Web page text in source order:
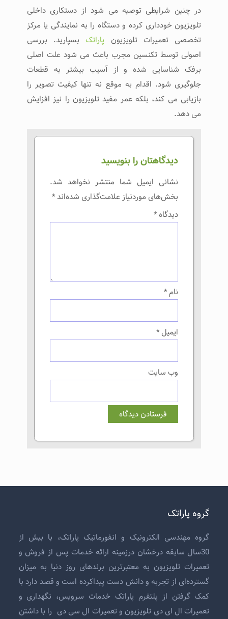
در چنین شرایطی توصیه می ‌شود از دستکاری داخلی
تلویزیون خودداری کرده و دستگاه را به نمایندگی یا مرکز
تخصصی تعمیرات تلویزیون پاراتکبسپارید. بررسی
اصولی توسط تکنسین مجرب باعث می ‌شود علت اصلی
برفک شناسایی شده و از آسیب بیشتر به قطعات
جلوگیری شود. اقدام به‌ موقع نه ‌تنها کیفیت تصویر را
بازیابی می ‌کند، بلکه عمر مفید تلویزیون را نیز افزایش
می‌ دهد.
دیدگاهتان را بنویسید
نشانی ایمیل شما منتشر نخواهد شد.
بخش‌های موردنیاز علامت‌گذاری شده‌اند*
دیدگاه*
نام*
ایمیل *
وب‌ سایت
گروه پاراتک
گروه مهندسی الکترونیک و انفورماتیک پاراتک، با بیش از
30سال سابقه درخشان درزمینه ارائه خدمات پس از فروش و
تعمیرات تلویزیون به معتبرترین برندهای روز دنیا به میزان
گسترده‌ای از تجربه و دانش دست پیداکرده است و قصد دارد با
کمک گرفتن از پلتفرم پاراتک خدمات سرویس، نگهداری و
تعمیرات ال ای دی تلویزیون وتعمیرات ال سی دی را با داشتن